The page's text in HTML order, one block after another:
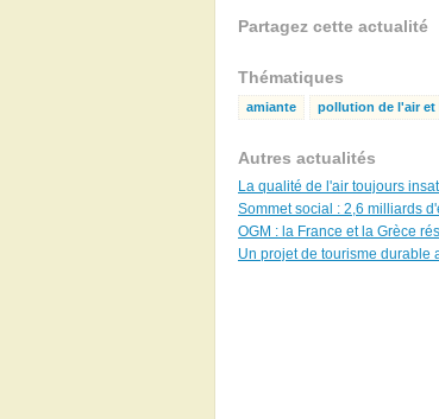
Partagez cette actualité
Thématiques
amiante pollution de l'air et
Autres actualités
La qualité de l'air toujours
Sommet social : 2,6 milliards
OGM : la France et la Grèce
Un projet de tourisme durable